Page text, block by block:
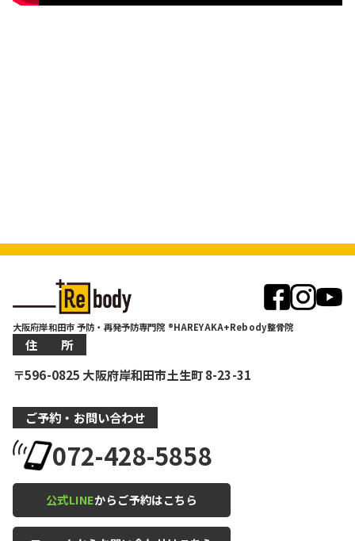
大阪府岸和田市 予防・再発予防専門院 ®HAREYAKA+Rebody整骨院
住 所
〒596-0825 大阪府岸和田市土生町 8-23-31
ご予約・お問い合わせ
072-428-5858
公式LINEからご予約はこちら